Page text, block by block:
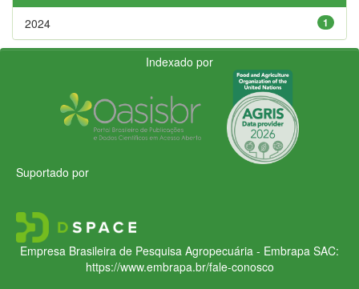
1
2024
Indexado por
Suportado por
Empresa Brasileira de Pesquisa Agropecuária - Embrapa SAC:
https://www.embrapa.br/fale-conosco